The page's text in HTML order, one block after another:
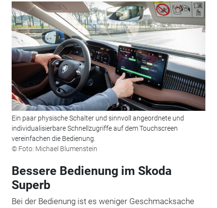
Ein paar physische Schalter und sinnvoll angeordnete und
individualisierbare Schnellzugriffe auf dem Touchscreen
vereinfachen die Bedienung.
© Foto: Michael Blumenstein
Bessere Bedienung im Skoda
Superb
Bei der Bedienung ist es weniger Geschmacksache